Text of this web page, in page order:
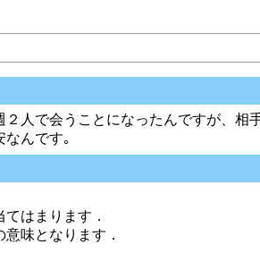
人で会うことになったんですが、相
んです｡
はまります．
味となります．